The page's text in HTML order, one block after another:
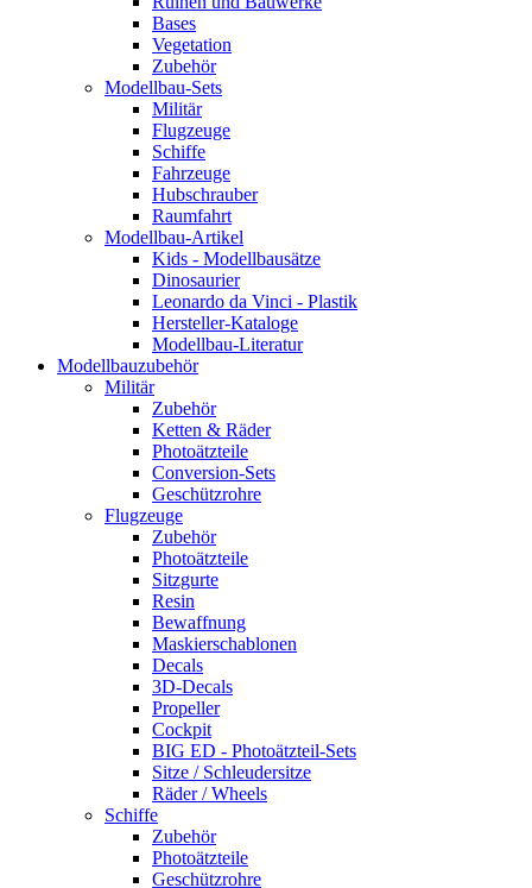
Bases
Vegetation
Zubehör
Modellbau-Sets
Militär
Flugzeuge
Schiffe
Fahrzeuge
Hubschrauber
Raumfahrt
Modellbau-Artikel
Kids - Modellbausätze
Dinosaurier
Leonardo da Vinci - Plastik
Hersteller-Kataloge
Modellbau-Literatur
Modellbauzubehör
Militär
Zubehör
Ketten & Räder
Photoätzteile
Conversion-Sets
Geschützrohre
Flugzeuge
Zubehör
Photoätzteile
Sitzgurte
Resin
Bewaffnung
Maskierschablonen
Decals
3D-Decals
Propeller
Cockpit
BIG ED - Photoätzteil-Sets
Sitze / Schleudersitze
Räder / Wheels
Schiffe
Zubehör
Photoätzteile
Geschützrohre